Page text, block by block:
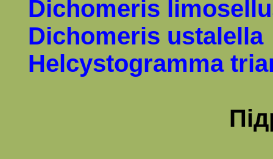
Dichomeris
Dichomeris ustalella
Helcystogramma